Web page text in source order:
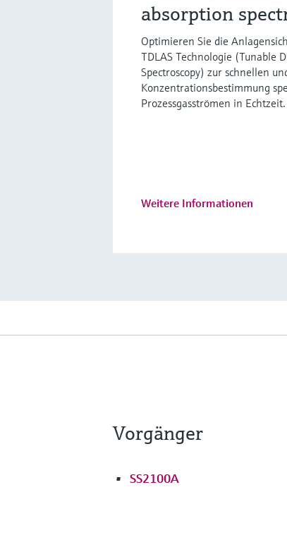
absorption
Optimieren Sie die
TDLAS Technologie (Tunable
Spectroscopy) zur schnellen
Konzentrationsbestimmung
Prozessgasströmen in Echtzeit.
Weitere Informationen
Vorgänger
SS2100A